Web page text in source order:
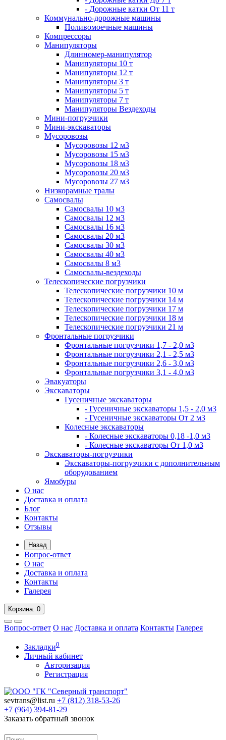
- Дорожные катки От 11 т
Коммунально-дорожные машины
Поливомоечные машины
Компрессоры
Манипуляторы
Длинномер-манипулятор
Манипуляторы 10 т
Манипуляторы 12 т
Манипуляторы 3 т
Манипуляторы 5 т
Манипуляторы 7 т
Манипуляторы Вездеходы
Мини-погрузчики
Мини-экскаваторы
Мусоровозы
Мусоровозы 12 м3
Мусоровозы 15 м3
Мусоровозы 18 м3
Мусоровозы 20 м3
Мусоровозы 27 м3
Низкорамные тралы
Самосвалы
Самосвалы 10 м3
Самосвалы 12 м3
Самосвалы 16 м3
Самосвалы 20 м3
Самосвалы 30 м3
Самосвалы 40 м3
Самосвалы 8 м3
Самосвалы-вездеходы
Телескопические погрузчики
Телескопические погрузчики 10 м
Телескопические погрузчики 14 м
Телескопические погрузчики 17 м
Телескопические погрузчики 18 м
Телескопические погрузчики 21 м
Фронтальные погрузчики
Фронтальные погрузчики 1,7 - 2,0 м3
Фронтальные погрузчики 2,1 - 2,5 м3
Фронтальные погрузчики 2,6 - 3,0 м3
Фронтальные погрузчики 3,1 - 4,0 м3
Эвакуаторы
Экскаваторы
Гусеничные экскаваторы
- Гусеничные экскаваторы 1,5 - 2,0 м3
- Гусеничные экскаваторы От 2 м3
Колесные экскаваторы
- Колесные экскаваторы 0,18 -1,0 м3
- Колесные экскаваторы От 1,0 м3
Экскаваторы-погрузчики
Экскаваторы-погрузчики с дополнительным
оборудованием
Ямобуры
О нас
Доставка и оплата
Блог
Контакты
Отзывы
Назад
Вопрос-ответ
О нас
Доставка и оплата
Контакты
Галерея
Корзина: 0
Вопрос-ответ О нас Доставка и оплата Контакты Галерея
Закладки0
Личный кабинет
Авторизация
Регистрация
sevtrans@list.ru +7 (812) 318-53-26
+7 (964) 394-81-29
Заказать обратный звонок